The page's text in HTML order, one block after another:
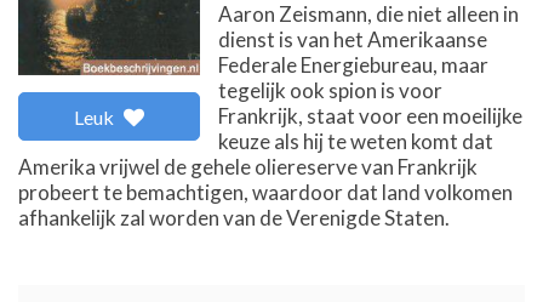
Leuk
Aaron Zeismann, die niet alleen in
dienst is van het Amerikaanse
Federale Energiebureau, maar
tegelijk ook spion is voor
Frankrijk, staat voor een moeilijke
keuze als hij te weten komt dat
Amerika vrijwel de gehele oliereserve van Frankrijk
probeert te bemachtigen, waardoor dat land volkomen
afhankelijk zal worden van de Verenigde Staten.